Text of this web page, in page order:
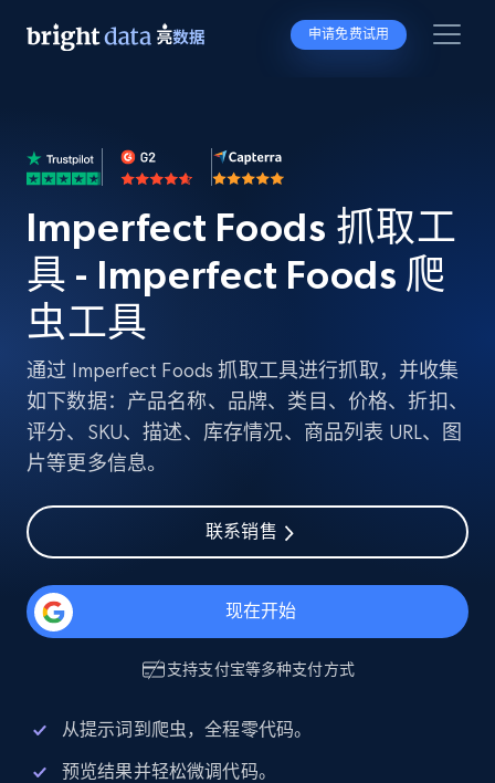
申请免费试用
Imperfect Foods 抓取工
具 - Imperfect Foods 爬
虫工具
通过 Imperfect Foods 抓取工具进行抓取，并收集
如下数据：产品名称、品牌、类目、价格、折扣、
评分、SKU、描述、库存情况、商品列表 URL、图
片等更多信息。
联系销售
现在开始
支持支付宝等多种支付方式
从提示词到爬虫，全程零代码。
预览结果并轻松微调代码。